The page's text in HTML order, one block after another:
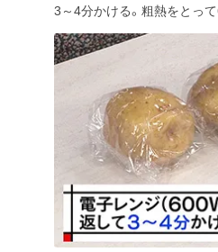
3～4分かける。粗熱をとっ